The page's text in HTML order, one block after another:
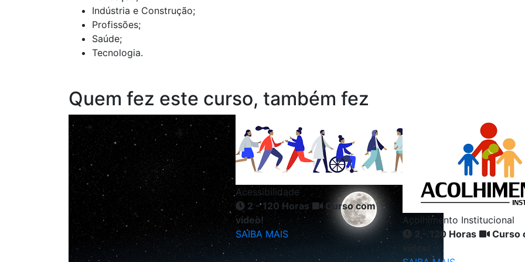
Indústria e Construção;
Profissões;
Saúde;
Tecnologia.
Quem fez este curso, também fez
Acessibilidade
2 - 120 Horas
Curso com
vídeo!
SAIBA MAIS
Acolhimento Institucional
2 - 120 Horas
Curso
vídeo!